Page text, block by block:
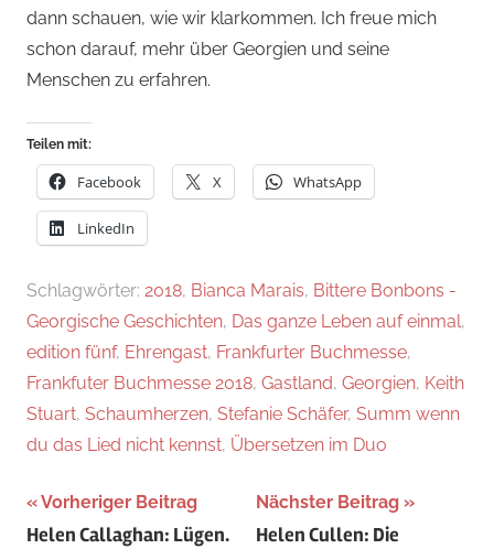
dann schauen, wie wir klarkommen. Ich freue mich
schon darauf, mehr über Georgien und seine
Menschen zu erfahren.
Teilen mit:
Facebook X WhatsApp
LinkedIn
Schlagwörter: 2018, Bianca Marais, Bittere Bonbons -
Georgische Geschichten, Das ganze Leben auf einmal,
edition fünf, Ehrengast, Frankfurter Buchmesse,
Frankfuter Buchmesse 2018, Gastland, Georgien, Keith
Stuart, Schaumherzen, Stefanie Schäfer, Summ wenn
du das Lied nicht kennst, Übersetzen im Duo
Beitragsnavigation
Vorheriger Beitrag
Helen Callaghan: Lügen.
Nächster Beitrag
Helen Cullen: Die